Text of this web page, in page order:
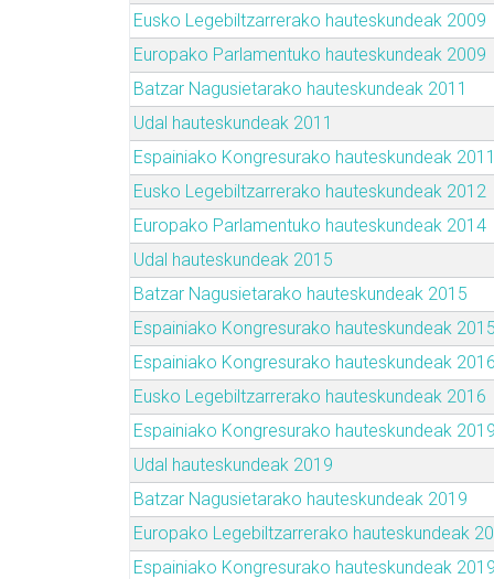
Eusko Legebiltzarrerako hauteskundeak 2009
Europako Parlamentuko hauteskundeak 2009
Batzar Nagusietarako hauteskundeak 2011
Udal hauteskundeak 2011
Espainiako Kongresurako hauteskundeak 2011
Eusko Legebiltzarrerako hauteskundeak 2012
Europako Parlamentuko hauteskundeak 2014
Udal hauteskundeak 2015
Batzar Nagusietarako hauteskundeak 2015
Espainiako Kongresurako hauteskundeak 2015
Espainiako Kongresurako hauteskundeak 2016
Eusko Legebiltzarrerako hauteskundeak 2016
Espainiako Kongresurako hauteskundeak 2019
Udal hauteskundeak 2019
Batzar Nagusietarako hauteskundeak 2019
Europako Legebiltzarrerako hauteskundeak
Espainiako Kongresurako hauteskundeak 2019